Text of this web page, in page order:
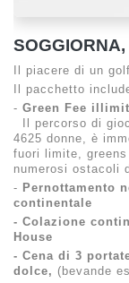
Il piacere di un
Il pacchetto
-Green Fee
Il percorso di
4625 donne, è
fuori limite,
numerosi ostacoli
- Pernottamento
continentale
- Colazione
House
- Cena di 3
dolce, (bevande